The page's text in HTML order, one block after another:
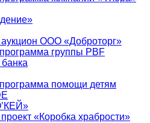
аукцион ООО «Доброторг»
группы PBF
помощи детям
«Коробка храбрости»